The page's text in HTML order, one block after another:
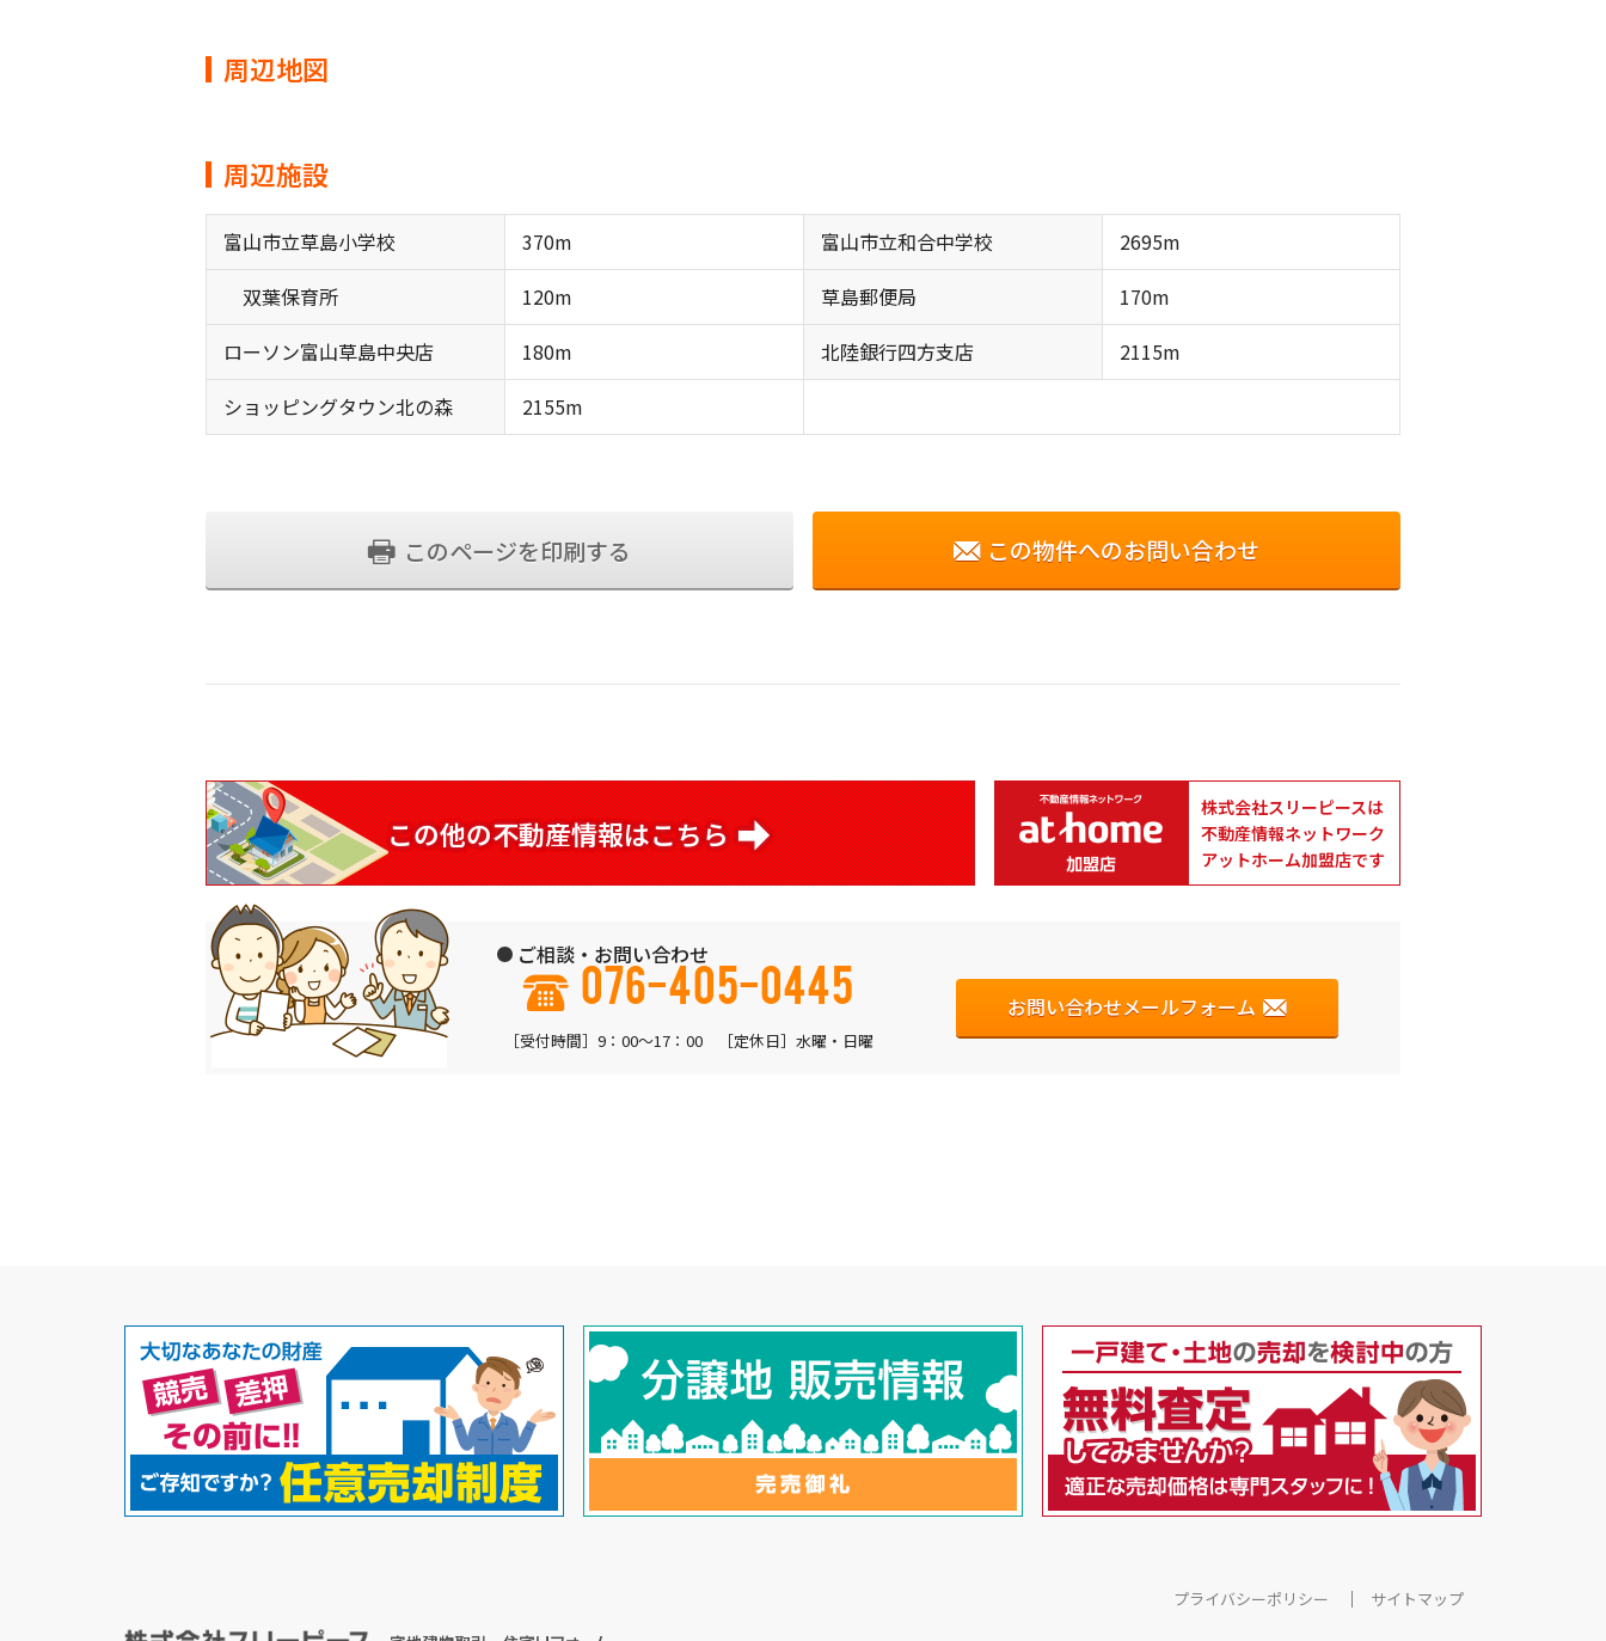
周辺地図
周辺施設
富山市立草島小学校 370m 富山市立和合中学校
2695m
双葉保育所
120m 草島郵便局
170m
ローソン富山草島中央店
180m 北陸銀行四方支店
2115m
ショッピングタウン北の森
2155m
このページを印刷する この物件へのお問い合わせ
この他の不動産情報はこちら
株式会社スリーピースは
不動産情報ネットワーク
アットホーム加盟店です
ご相談・お問い合わせ
076-405-0445
［受付時間］9：00〜17：00 ［定休日］水曜・日曜
お問い合わせメールフォーム
プライバシーポリシー サイトマップ